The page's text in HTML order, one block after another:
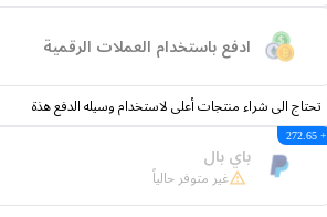
ادفع باستخدام العملات الرقمية
تحتاج الى شراء منتجات أعلى لاستخدام وسيله الدفع هذة
باي بال
غير متوفر حالياً
+ 272.65